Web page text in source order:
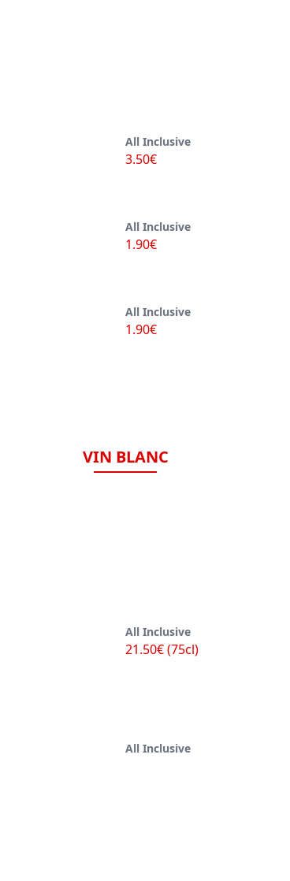
All Inclusive
3.50€
All Inclusive
1.90€
All Inclusive
1.90€
VIN BLANC
All Inclusive
21.50€ (75cl)
All Inclusive